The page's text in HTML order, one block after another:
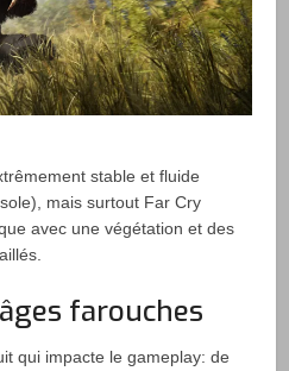
stable et fluide
mais surtout Far Cry
avec une végétation et des
farouches
qui impacte le gameplay: de